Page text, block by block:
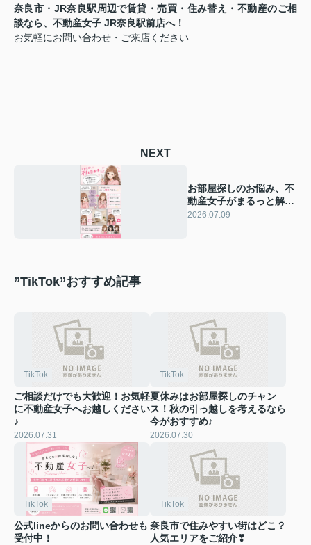
奈良市・JR奈良駅周辺で賃貸・売買・住み替え・不動産のご相
談なら、不動産女子 JR奈良駅前店へ！
お気軽にお問い合わせ・ご来店ください
NEXT
お部屋探しのお悩み、不
動産女子がまるっと解決
します♪
2026.07.09
”TikTok”おすすめ記事
TikTok
ご相談だけでも大歓迎！お気軽
に不動産女子へお越しください
♪
2026.07.31
TikTok
夏休みはお部屋探しのチャン
ス！秋の引っ越しを考えるなら
今がおすすめ♪
2026.07.30
TikTok
公式lineからのお問い合わせも
受付中！
TikTok
奈良市で住みやすい街はどこ？
人気エリアをご紹介❣